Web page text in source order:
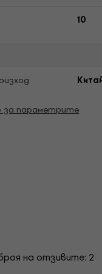
10
за параметрите
на отзивите: 2